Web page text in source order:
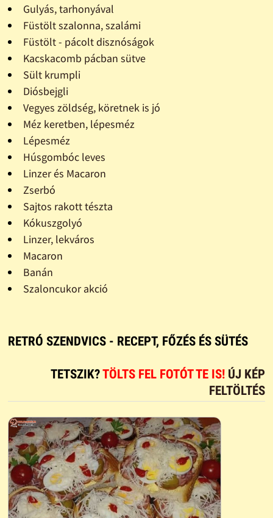
Gulyás, tarhonyával
Füstölt szalonna, szalámi
Füstölt - pácolt disznóságok
Kacskacomb pácban sütve
Sült krumpli
Diósbejgli
Vegyes zöldség, köretnek is jó
Méz keretben, lépesméz
Lépesméz
Húsgombóc leves
Linzer és Macaron
Zserbó
Sajtos rakott tészta
Kókuszgolyó
Linzer, lekváros
Macaron
Banán
Szaloncukor akció
RETRÓ SZENDVICS - RECEPT, FŐZÉS ÉS SÜTÉS
TETSZIK?TÖLTS FEL FOTÓT TE IS! ÚJ KÉP
FELTÖLTÉS